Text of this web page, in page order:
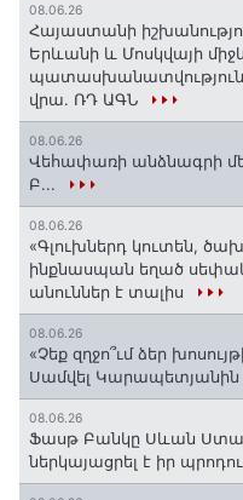
08.06.26
Հայաստանի
Երևանի և Մոսկվայի
պատասխանատվությունը
վրա. ՌԴ ԱԳՆ
08.06.26
Վեհափառի անձնագրի
Բ...
08.06.26
«Գլուխներդ կուտեն,
ինքնասպան եղած
անուններ է տալիս
08.06.26
«Չեք զղջո՞ւմ ձեր
Սամվել Կարապետյանին
08.06.26
Ֆասթ Բանկը Սևան
ներկայացրել է իր